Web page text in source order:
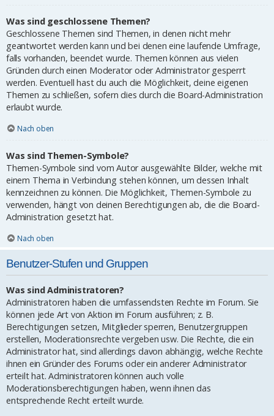
Was sind geschlossene Themen?
Geschlossene Themen sind Themen, in denen nicht mehr
geantwortet werden kann und bei denen eine laufende Umfrage,
falls vorhanden, beendet wurde. Themen können aus vielen
Gründen durch einen Moderator oder Administrator gesperrt
werden. Eventuell hast du auch die Möglichkeit, deine eigenen
Themen zu schließen, sofern dies durch die Board-Administration
erlaubt wurde.
Nach oben
Was sind Themen-Symbole?
Themen-Symbole sind vom Autor ausgewählte Bilder, welche mit
einem Thema in Verbindung stehen können, um dessen Inhalt
kennzeichnen zu können. Die Möglichkeit, Themen-Symbole zu
verwenden, hängt von deinen Berechtigungen ab, die die Board-
Administration gesetzt hat.
Nach oben
Benutzer-Stufen und Gruppen
Was sind Administratoren?
Administratoren haben die umfassendsten Rechte im Forum. Sie
können jede Art von Aktion im Forum ausführen; z. B.
Berechtigungen setzen, Mitglieder sperren, Benutzergruppen
erstellen, Moderationsrechte vergeben usw. Die Rechte, die ein
Administrator hat, sind allerdings davon abhängig, welche Rechte
ihnen ein Gründer des Forums oder ein anderer Administrator
erteilt hat. Administratoren können auch volle
Moderationsberechtigungen haben, wenn ihnen das
entsprechende Recht erteilt wurde.